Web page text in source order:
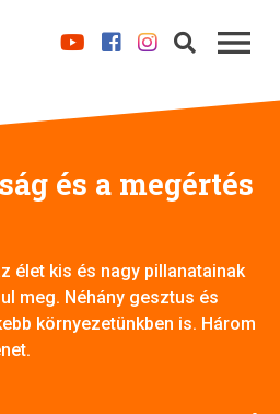
és a megértés
élet kis és nagy pillanatainak
meg. Néhány gesztus és
környezetünkben is. Három